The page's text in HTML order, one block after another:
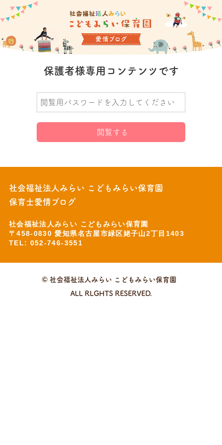
保護者様専用コンテンツです
社会福祉法人みらい こどもみらい保育園
保育士愛情ブログ
社会福祉法人みらい こどもみらい保育園
〒458-0830 愛知県名古屋市緑区姥子山2丁目1403
TEL: 052-746-3551
© 社会福祉法人みらい こどもみらい保育園
ALL RLGHTS RESERVED.